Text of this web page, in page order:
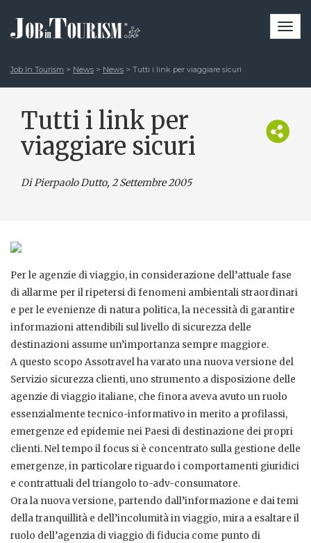
Job In Tourism > News > News > Tutti i link per viaggiare sicuri
Tutti i link per
viaggiare sicuri
Di Pierpaolo Dutto, 2 Settembre 2005
Per le agenzie di viaggio, in considerazione dell’attuale fase
di allarme per il ripetersi di fenomeni ambientali straordinari
e per le evenienze di natura politica, la necessità di garantire
informazioni attendibili sul livello di sicurezza delle
destinazioni assume un’importanza sempre maggiore.
A questo scopo Assotravel ha varato una nuova versione del
Servizio sicurezza clienti, uno strumento a disposizione delle
agenzie di viaggio italiane, che finora aveva avuto un ruolo
essenzialmente tecnico-informativo in merito a profilassi,
emergenze ed epidemie nei Paesi di destinazione dei propri
clienti. Nel tempo il focus si è concentrato sulla gestione delle
emergenze, in particolare riguardo i comportamenti giuridici
e contrattuali del triangolo to-adv-consumatore.
Ora la nuova versione, partendo dall’informazione e dai temi
della tranquillità e dell’incolumità in viaggio, mira a esaltare il
ruolo dell’agenzia di viaggio di fiducia come punto di